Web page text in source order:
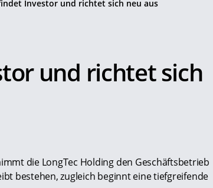
Investor und richtet sich neu aus
und richtet sich
die LongTec Holding den Geschäftsbetrieb
bestehen, zugleich beginnt eine tiefgreifende